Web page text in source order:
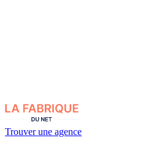
Trouver une agence